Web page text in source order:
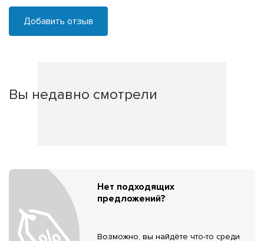
Добавить отзыв
Вы недавно смотрели
Нет подходящих
предложений?
Возможно, вы найдёте что-то среди